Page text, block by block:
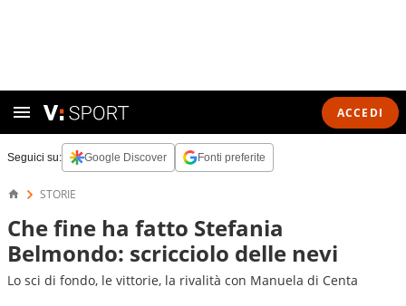
ACCEDI
Seguici su: Google Discover Fonti preferite
STORIE
Che fine ha fatto Stefania
Belmondo: scricciolo delle nevi
Lo sci di fondo, le vittorie, la rivalità con Manuela di Centa